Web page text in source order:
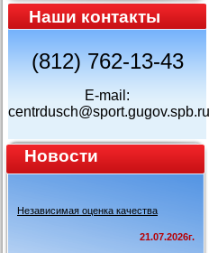
Наши контакты
(812) 762-13-43
E-mail:
centrdusch@sport.gugov.spb.ru
Новости
Независимая оценка качества
21.07.2026г.